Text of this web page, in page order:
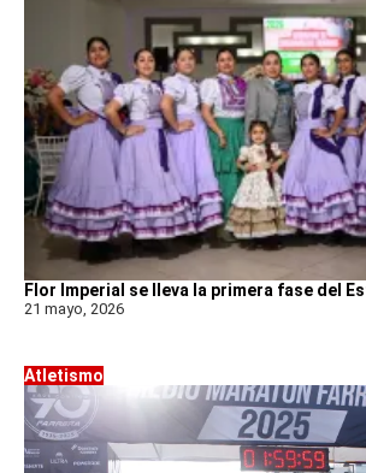
Flor Imperial se lleva la primera fase del
21 mayo, 2026
Atletismo